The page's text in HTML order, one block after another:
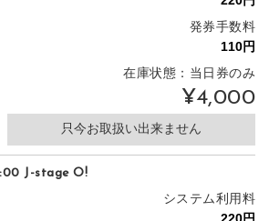
発券手数料
在庫状態：当日券のみ
¥4,000
只今お取扱い出来ません
J-stage O!
システム利用料